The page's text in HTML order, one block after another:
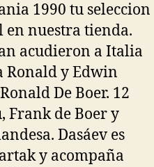
1990 tu seleccion
nuestra tienda.
acudieron a Italia
Ronald y Edwin
De Boer. 12
Frank de Boer y
Dasáev es
y acompaña